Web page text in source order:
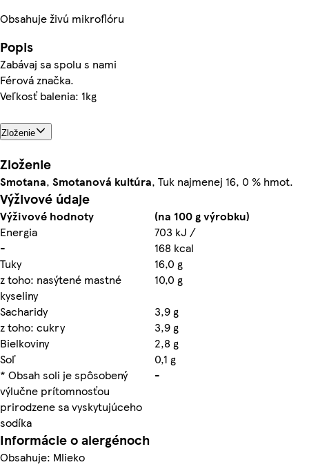
Obsahuje živú mikroflóru
Popis
Zabávaj sa spolu s nami
Férová značka.
Veľkosť balenia: 1kg
Zloženie
Zloženie
Smotana, Smotanová kultúra, Tuk najmenej 16, 0 % hmot.
Výživové údaje
Výživové hodnoty
(na 100 g výrobku)
Energia
703 kJ /
-
168 kcal
Tuky
16,0 g
z toho: nasýtené mastné
kyseliny
10,0 g
Sacharidy
3,9 g
z toho: cukry
3,9 g
Bielkoviny
2,8 g
Soľ
0,1 g
* Obsah soli je spôsobený
výlučne prítomnosťou
prirodzene sa vyskytujúceho
sodíka
-
Informácie o alergénoch
Obsahuje: Mlieko